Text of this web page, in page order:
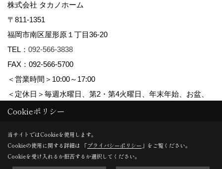
株式会社 タカノホーム
〒811-1351
福岡市南区屋形原１丁目36-20
TEL： 092-566-3838
FAX：092-566-5700
＜営業時間＞10:00～17:00
＜定休日＞毎週水曜日、第2・第4火曜日、年末年始、お盆、
ゴールデンウィーク、夏季休暇
Copyright (c) TAKANO CONSTRUCTION CO.,LTD. All Rights Reserved.
Cookieポリシー
当サイトではCookieを使用します。
Cookieの使用に関する詳細は 「プライバシーポリシー 」をご覧ください。
Cookieを受け入れるか拒否するか選択してください。